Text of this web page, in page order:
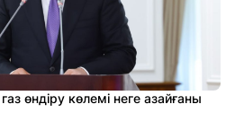
өндіру көлемі неге азайғаны